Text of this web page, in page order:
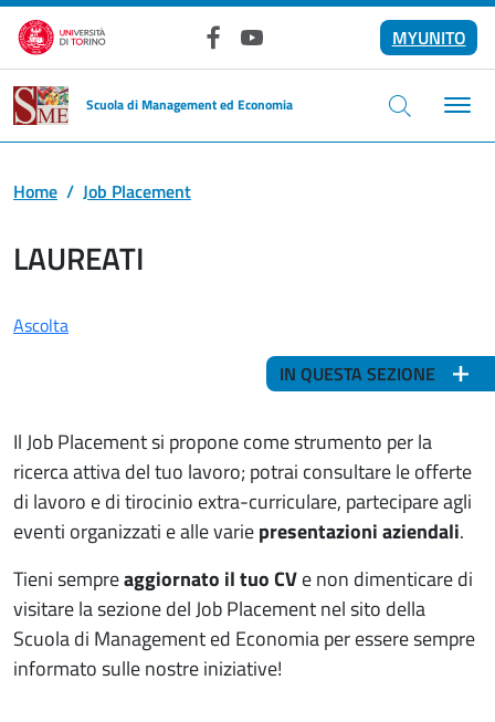
Salta al contenuto principale
FacebookYouTube
MYUNITO
Scuola di Management ed Economia
Home Job Placement
LAUREATI
Ascolta
IN QUESTA SEZIONE
Il Job Placement si propone come strumento per la
ricerca attiva del tuo lavoro; potrai consultare le offerte
di lavoro e di tirocinio extra-curriculare, partecipare agli
eventi organizzati e alle variepresentazioni aziendali.
Tieni sempreaggiornato il tuo CVe non dimenticare di
visitare la sezione del Job Placement nel sito della
Scuola di Management ed Economia per essere sempre
informato sulle nostre iniziative!